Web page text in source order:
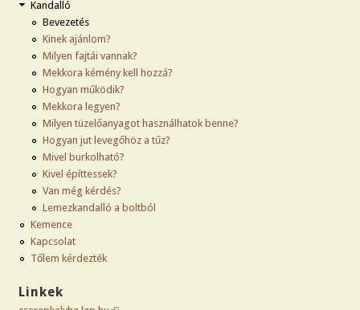
Kandalló
Bevezetés
Kinek ajánlom?
Milyen fajtái vannak?
Mekkora kémény kell hozzá?
Hogyan működik?
Mekkora legyen?
Milyen tüzelőanyagot használhatok benne?
Hogyan jut levegőhöz a tűz?
Mivel burkolható?
Kivel építtessek?
Van még kérdés?
Lemezkandalló a boltból
Kemence
Kapcsolat
Tőlem kérdezték
Linkek